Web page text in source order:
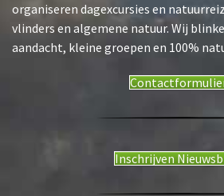
organiseren dagexcursies en
vlinders en algemene natuur. Wij
aandacht, kleine groepen en 100%
Inschrijven